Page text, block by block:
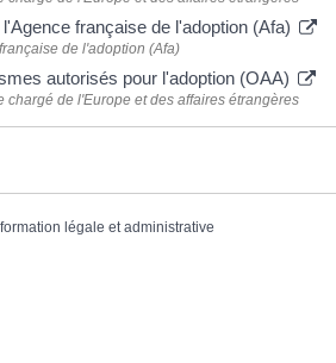
l'Agence française de l'adoption (Afa)
de l'adoption (Afa)
autorisés pour l'adoption (OAA)
chargé de l'Europe et des affaires étrangères
légale et administrative